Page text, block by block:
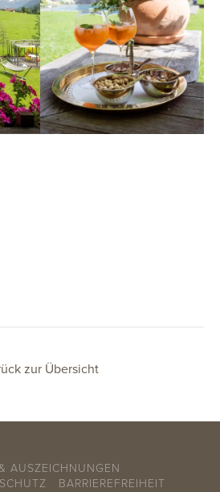
zur Übersicht
AUSZEICHNUNGEN
BARRIEREFREIHEIT